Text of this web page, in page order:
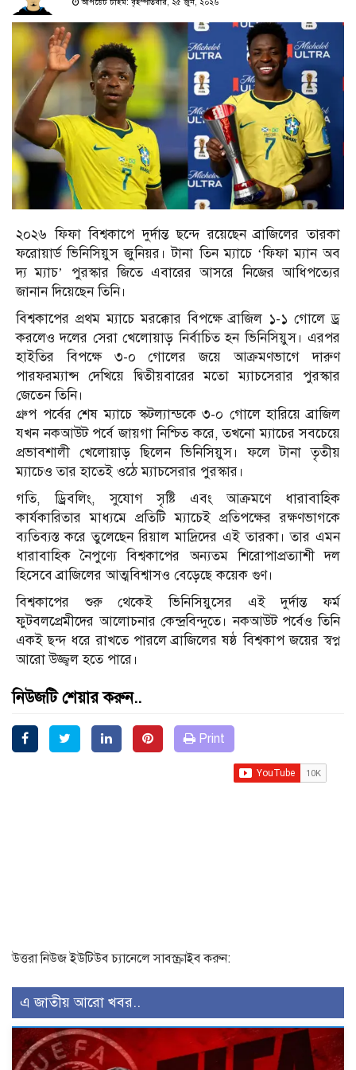
আপডেট টাইম: বৃহস্পতিবার, ২৫ জুন, ২০২৬
২০২৬ ফিফা বিশ্বকাপে দুর্দান্ত ছন্দে রয়েছেন ব্রাজিলের তারকা
ফরোয়ার্ড ভিনিসিয়ুস জুনিয়র। টানা তিন ম্যাচে ‘ফিফা ম্যান অব
দ্য ম্যাচ’ পুরস্কার জিতে এবারের আসরে নিজের আধিপত্যের
জানান দিয়েছেন তিনি।
বিশ্বকাপের প্রথম ম্যাচে মরক্কোর বিপক্ষে ব্রাজিল ১-১ গোলে ড্র
করলেও দলের সেরা খেলোয়াড় নির্বাচিত হন ভিনিসিয়ুস। এরপর
হাইতির বিপক্ষে ৩-০ গোলের জয়ে আক্রমণভাগে দারুণ
পারফরম্যান্স দেখিয়ে দ্বিতীয়বারের মতো ম্যাচসেরার পুরস্কার
জেতেন তিনি।
গ্রুপ পর্বের শেষ ম্যাচে স্কটল্যান্ডকে ৩-০ গোলে হারিয়ে ব্রাজিল
যখন নকআউট পর্বে জায়গা নিশ্চিত করে, তখনো ম্যাচের সবচেয়ে
প্রভাবশালী খেলোয়াড় ছিলেন ভিনিসিয়ুস। ফলে টানা তৃতীয়
ম্যাচেও তার হাতেই ওঠে ম্যাচসেরার পুরস্কার।
গতি, ড্রিবলিং, সুযোগ সৃষ্টি এবং আক্রমণে ধারাবাহিক
কার্যকারিতার মাধ্যমে প্রতিটি ম্যাচেই প্রতিপক্ষের রক্ষণভাগকে
ব্যতিব্যস্ত করে তুলেছেন রিয়াল মাদ্রিদের এই তারকা। তার এমন
ধারাবাহিক নৈপুণ্যে বিশ্বকাপের অন্যতম শিরোপাপ্রত্যাশী দল
হিসেবে ব্রাজিলের আত্মবিশ্বাসও বেড়েছে কয়েক গুণ।
বিশ্বকাপের শুরু থেকেই ভিনিসিয়ুসের এই দুর্দান্ত ফর্ম
ফুটবলপ্রেমীদের আলোচনার কেন্দ্রবিন্দুতে। নকআউট পর্বেও তিনি
একই ছন্দ ধরে রাখতে পারলে ব্রাজিলের ষষ্ঠ বিশ্বকাপ জয়ের স্বপ্ন
আরো উজ্জ্বল হতে পারে।
নিউজটি শেয়ার করুন..
Print
উত্তরা নিউজ ইউটিউব চ্যানেলে সাবস্ক্রাইব করুন:
এ জাতীয় আরো খবর..